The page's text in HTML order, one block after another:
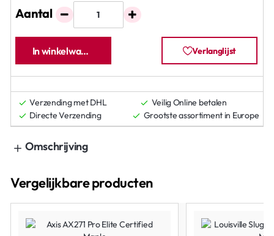
Aantal
In winkelwagen Verlanglijst
Verzending met DHL
Veilig Online betalen
Directe Verzending
Grootste assortiment in Europe
Omschrijving
Vergelijkbare producten